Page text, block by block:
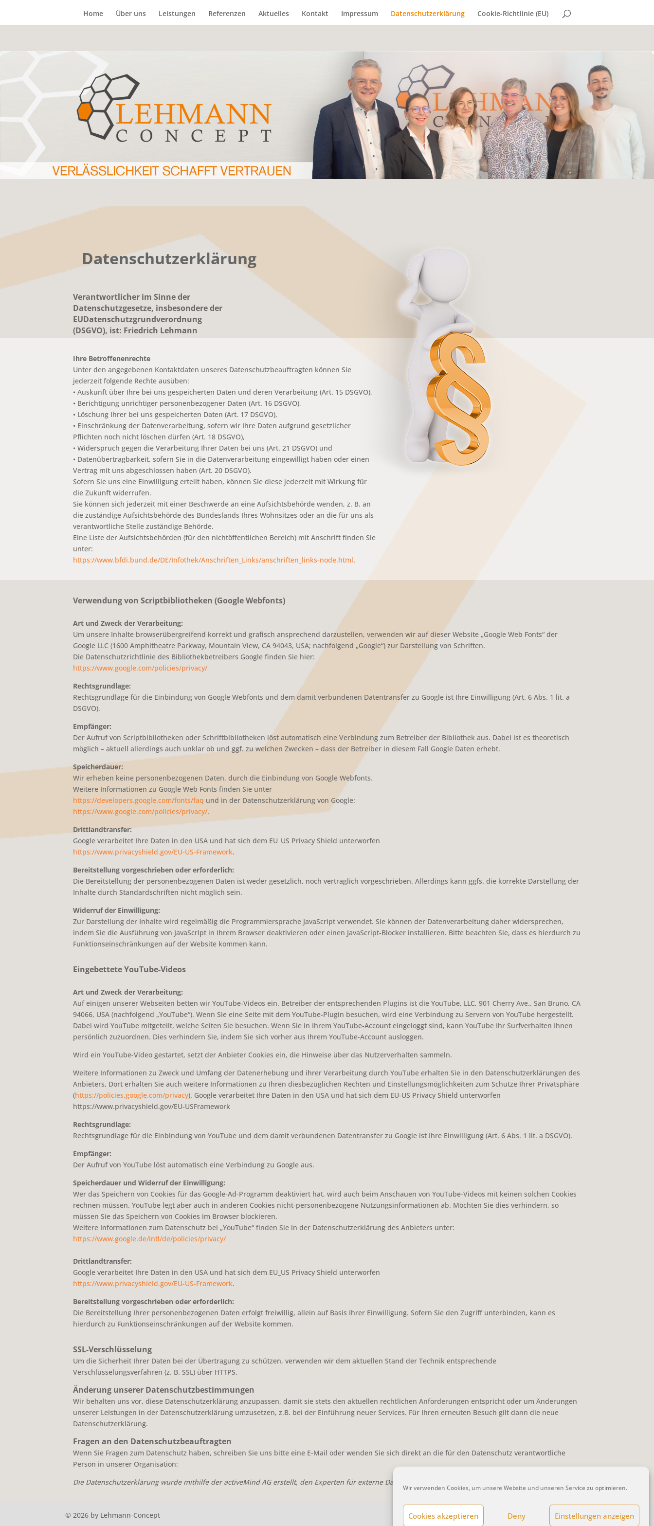
Wir verwenden Cookies, um unsere Website und unseren Service zu optimieren.
Cookies akzeptieren Deny Einstellungen anzeigen
Home Über uns Leistungen Referenzen Aktuelles Kontakt Impressum Datenschutzerklärung Cookie-Richtlinie (EU)
Datenschutzerklärung
Verantwortlicher im Sinne der
Datenschutzgesetze, insbesondere der
EUDatenschutzgrundverordnung
(DSGVO), ist: Friedrich Lehmann
Ihre Betroffenenrechte
Unter den angegebenen Kontaktdaten unseres Datenschutzbeauftragten können Sie
jederzeit folgende Rechte ausüben:
• Auskunft über Ihre bei uns gespeicherten Daten und deren Verarbeitung (Art. 15 DSGVO),
• Berichtigung unrichtiger personenbezogener Daten (Art. 16 DSGVO),
• Löschung Ihrer bei uns gespeicherten Daten (Art. 17 DSGVO),
• Einschränkung der Datenverarbeitung, sofern wir Ihre Daten aufgrund gesetzlicher
Pflichten noch nicht löschen dürfen (Art. 18 DSGVO),
• Widerspruch gegen die Verarbeitung Ihrer Daten bei uns (Art. 21 DSGVO) und
• Datenübertragbarkeit, sofern Sie in die Datenverarbeitung eingewilligt haben oder einen
Vertrag mit uns abgeschlossen haben (Art. 20 DSGVO).
Sofern Sie uns eine Einwilligung erteilt haben, können Sie diese jederzeit mit Wirkung für
die Zukunft widerrufen.
Sie können sich jederzeit mit einer Beschwerde an eine Aufsichtsbehörde wenden, z. B. an
die zuständige Aufsichtsbehörde des Bundeslands Ihres Wohnsitzes oder an die für uns als
verantwortliche Stelle zuständige Behörde.
Eine Liste der Aufsichtsbehörden (für den nichtöffentlichen Bereich) mit Anschrift finden Sie
unter:
https://www.bfdi.bund.de/DE/Infothek/Anschriften_Links/anschriften_links-node.html.
Verwendung von Scriptbibliotheken (Google Webfonts)
Art und Zweck der Verarbeitung:
Um unsere Inhalte browserübergreifend korrekt und grafisch ansprechend darzustellen, verwenden wir auf dieser Website „Google Web Fonts“ der
Google LLC (1600 Amphitheatre Parkway, Mountain View, CA 94043, USA; nachfolgend „Google“) zur Darstellung von Schriften.
Die Datenschutzrichtlinie des Bibliothekbetreibers Google finden Sie hier:
https://www.google.com/policies/privacy/
Rechtsgrundlage:
Rechtsgrundlage für die Einbindung von Google Webfonts und dem damit verbundenen Datentransfer zu Google ist Ihre Einwilligung (Art. 6 Abs. 1 lit. a
DSGVO).
Empfänger:
Der Aufruf von Scriptbibliotheken oder Schriftbibliotheken löst automatisch eine Verbindung zum Betreiber der Bibliothek aus. Dabei ist es theoretisch
möglich – aktuell allerdings auch unklar ob und ggf. zu welchen Zwecken – dass der Betreiber in diesem Fall Google Daten erhebt.
Speicherdauer:
Wir erheben keine personenbezogenen Daten, durch die Einbindung von Google Webfonts.
Weitere Informationen zu Google Web Fonts finden Sie unter
https://developers.google.com/fonts/faq und in der Datenschutzerklärung von Google:
https://www.google.com/policies/privacy/.
Drittlandtransfer:
Google verarbeitet Ihre Daten in den USA und hat sich dem EU_US Privacy Shield unterworfen
https://www.privacyshield.gov/EU-US-Framework.
Bereitstellung vorgeschrieben oder erforderlich:
Die Bereitstellung der personenbezogenen Daten ist weder gesetzlich, noch vertraglich vorgeschrieben. Allerdings kann ggfs. die korrekte Darstellung der
Inhalte durch Standardschriften nicht möglich sein.
Widerruf der Einwilligung:
Zur Darstellung der Inhalte wird regelmäßig die Programmiersprache JavaScript verwendet. Sie können der Datenverarbeitung daher widersprechen,
indem Sie die Ausführung von JavaScript in Ihrem Browser deaktivieren oder einen JavaScript-Blocker installieren. Bitte beachten Sie, dass es hierdurch zu
Funktionseinschränkungen auf der Website kommen kann.
Eingebettete YouTube-Videos
Art und Zweck der Verarbeitung:
Auf einigen unserer Webseiten betten wir YouTube-Videos ein. Betreiber der entsprechenden Plugins ist die YouTube, LLC, 901 Cherry Ave., San Bruno, CA
94066, USA (nachfolgend „YouTube“). Wenn Sie eine Seite mit dem YouTube-Plugin besuchen, wird eine Verbindung zu Servern von YouTube hergestellt.
Dabei wird YouTube mitgeteilt, welche Seiten Sie besuchen. Wenn Sie in Ihrem YouTube-Account eingeloggt sind, kann YouTube Ihr Surfverhalten Ihnen
persönlich zuzuordnen. Dies verhindern Sie, indem Sie sich vorher aus Ihrem YouTube-Account ausloggen.
Wird ein YouTube-Video gestartet, setzt der Anbieter Cookies ein, die Hinweise über das Nutzerverhalten sammeln.
Weitere Informationen zu Zweck und Umfang der Datenerhebung und ihrer Verarbeitung durch YouTube erhalten Sie in den Datenschutzerklärungen des
Anbieters, Dort erhalten Sie auch weitere Informationen zu Ihren diesbezüglichen Rechten und Einstellungsmöglichkeiten zum Schutze Ihrer Privatsphäre
(https://policies.google.com/privacy). Google verarbeitet Ihre Daten in den USA und hat sich dem EU-US Privacy Shield unterworfen
https://www.privacyshield.gov/EU-USFramework
Rechtsgrundlage:
Rechtsgrundlage für die Einbindung von YouTube und dem damit verbundenen Datentransfer zu Google ist Ihre Einwilligung (Art. 6 Abs. 1 lit. a DSGVO).
Empfänger:
Der Aufruf von YouTube löst automatisch eine Verbindung zu Google aus.
Speicherdauer und Widerruf der Einwilligung:
Wer das Speichern von Cookies für das Google-Ad-Programm deaktiviert hat, wird auch beim Anschauen von YouTube-Videos mit keinen solchen Cookies
rechnen müssen. YouTube legt aber auch in anderen Cookies nicht-personenbezogene Nutzungsinformationen ab. Möchten Sie dies verhindern, so
müssen Sie das Speichern von Cookies im Browser blockieren.
Weitere Informationen zum Datenschutz bei „YouTube“ finden Sie in der Datenschutzerklärung des Anbieters unter:
https://www.google.de/intl/de/policies/privacy/
Drittlandtransfer:
Google verarbeitet Ihre Daten in den USA und hat sich dem EU_US Privacy Shield unterworfen
https://www.privacyshield.gov/EU-US-Framework.
Bereitstellung vorgeschrieben oder erforderlich:
Die Bereitstellung Ihrer personenbezogenen Daten erfolgt freiwillig, allein auf Basis Ihrer Einwilligung. Sofern Sie den Zugriff unterbinden, kann es
hierdurch zu Funktionseinschränkungen auf der Website kommen.
SSL-Verschlüsselung
Um die Sicherheit Ihrer Daten bei der Übertragung zu schützen, verwenden wir dem aktuellen Stand der Technik entsprechende
Verschlüsselungsverfahren (z. B. SSL) über HTTPS.
Änderung unserer Datenschutzbestimmungen
Wir behalten uns vor, diese Datenschutzerklärung anzupassen, damit sie stets den aktuellen rechtlichen Anforderungen entspricht oder um Änderungen
unserer Leistungen in der Datenschutzerklärung umzusetzen, z.B. bei der Einführung neuer Services. Für Ihren erneuten Besuch gilt dann die neue
Datenschutzerklärung.
Fragen an den Datenschutzbeauftragten
Wenn Sie Fragen zum Datenschutz haben, schreiben Sie uns bitte eine E-Mail oder wenden Sie sich direkt an die für den Datenschutz verantwortliche
Person in unserer Organisation:
Die Datenschutzerklärung wurde mithilfe der activeMind AG erstellt, den Experten für externe Datenschutzbeauftragte (Version #2019-04-10).
© 2026 by Lehmann-Concept